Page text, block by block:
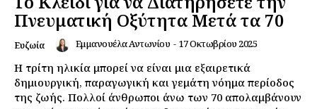
Πνευματική Οξύτητα Μετά τα 70
Ευζωία Εμμανουέλα Αντωνίου - 17 Οκτωβρίου 2025
Η τρίτη ηλικία μπορεί να είναι μια εξαιρετικά
δημιουργική, παραγωγική και γεμάτη νόημα περίοδος
της ζωής. Πολλοί άνθρωποι άνω των 70 απολαμβάνουν